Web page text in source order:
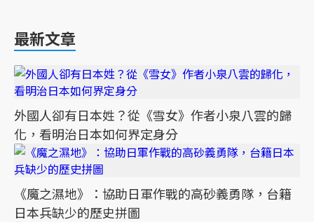
最新文章
外國人卻有日本姓？從《雪女》作者小泉八雲的歸
化，看明治日本如何界定身分
《魔之濕地》：協助日軍作戰的高砂義勇隊，台籍
日本兵缺少的歷史拼圖